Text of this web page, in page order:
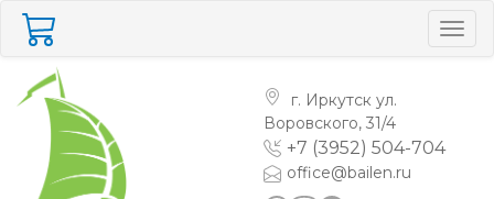
г. Иркутск ул.
Воровского, 31/4
+7 (3952) 504-704
office@bailen.ru